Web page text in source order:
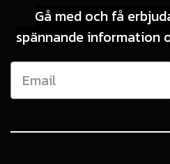
Gå med och få
spännande information